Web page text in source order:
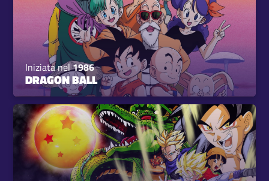
Iniziata nel1986
DRAGON BALL